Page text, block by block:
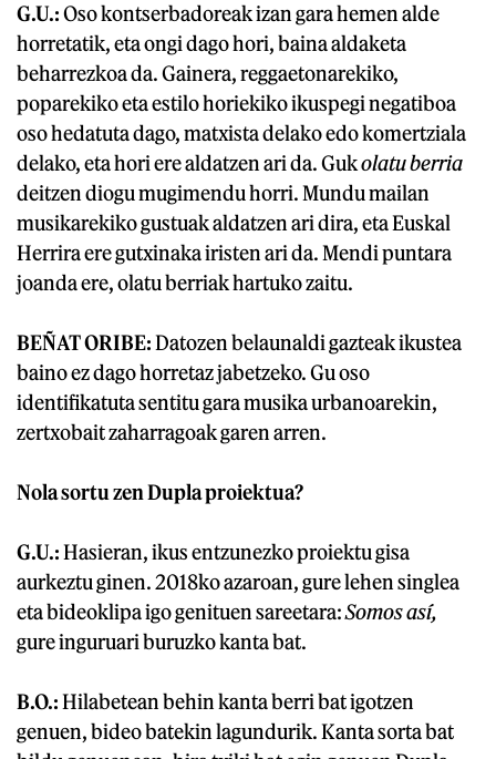
G.U.:Oso kontserbadoreak izan gara hemen alde
horretatik, eta ongi dago hori, baina aldaketa
beharrezkoa da. Gainera, reggaetonarekiko,
poparekiko eta estilo horiekiko ikuspegi negatiboa
oso hedatuta dago, matxista delako edo komertziala
delako, eta hori ere aldatzen ari da. Gukolatu berria
deitzen diogu mugimendu horri. Mundu mailan
musikarekiko gustuak aldatzen ari dira, eta Euskal
Herrira ere gutxinaka iristen ari da. Mendi puntara
joanda ere, olatu berriak hartuko zaitu.
BEÑAT ORIBE:Datozen belaunaldi gazteak ikustea
baino ez dago horretaz jabetzeko. Gu oso
identifikatuta sentitu gara musika urbanoarekin,
zertxobait zaharragoak garen arren.
Nola sortu zen Dupla proiektua?
G.U.:Hasieran, ikus entzunezko proiektu gisa
aurkeztu ginen. 2018ko azaroan, gure lehen singlea
eta bideoklipa igo genituen sareetara:Somos así,
gure inguruari buruzko kanta bat.
B.O.:Hilabetean behin kanta berri bat igotzen
genuen, bideo batekin lagundurik. Kanta sorta bat